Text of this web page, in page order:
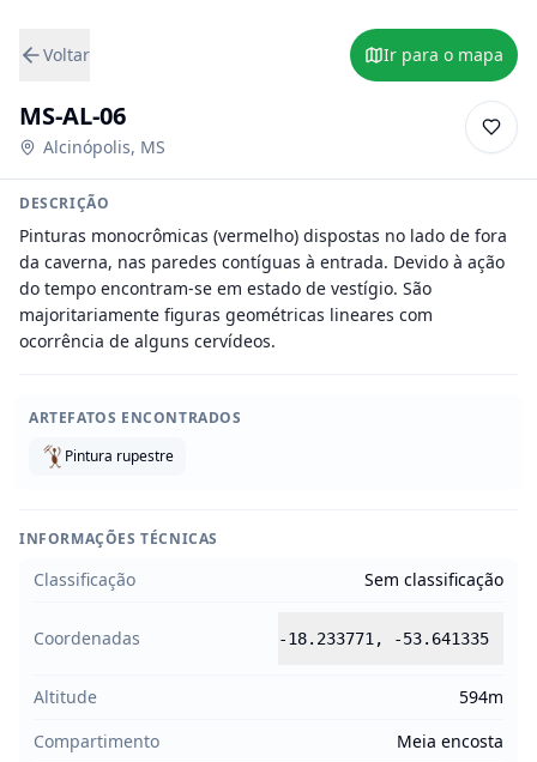
Voltar Ir para o mapa
MS-AL-06
Alcinópolis, MS
DESCRIÇÃO
Pinturas monocrômicas (vermelho) dispostas no lado de fora
da caverna, nas paredes contíguas à entrada. Devido à ação
do tempo encontram-se em estado de vestígio. São
majoritariamente figuras geométricas lineares com
ocorrência de alguns cervídeos.
ARTEFATOS ENCONTRADOS
Pintura rupestre
INFORMAÇÕES TÉCNICAS
Classificação Sem classificação
Coordenadas -18.233771 , -53.641335
Altitude
594m
Compartimento
Meia encosta